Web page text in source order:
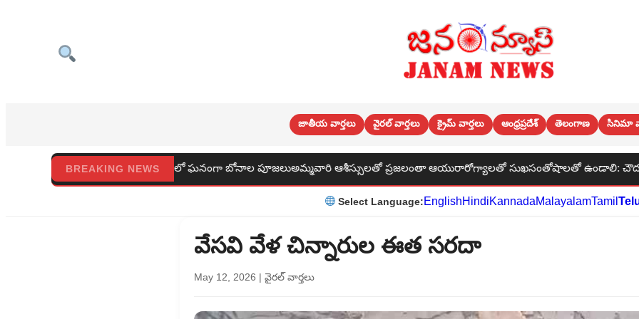
జాతీయ వార్తలు వైరల్ వార్తలు క్రైమ్ వార్తలు ఆంధ్రప్రదేశ్ తెలంగాణ సినిమా
BREAKING NEWS
దేవాలయంలో ఘనంగా బోనాల పూజలుఅమ్మవారి ఆశీస్సులతో ప్రజలంతా ఆయురారోగ్యాలతో సుఖసంతోషాలతో ఉండాలి: చౌదరి శ్రీనివాసరావు
Select Language:EnglishHindiKannadaMalayalamTamil
వేసవి వేళ చిన్నారుల ఈత సరదా
May 12, 2026 | వైరల్ వార్తలు